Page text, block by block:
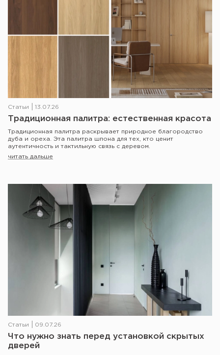
Статьи 13.07.26
Традиционная палитра: естественная красота
Традиционная палитра раскрывает природное благородство
дуба и ореха. Эта палитра шпона для тех, кто ценит
аутентичность и тактильную связь с деревом.
читать дальше
Статьи 09.07.26
Что нужно знать перед установкой скрытых
дверей